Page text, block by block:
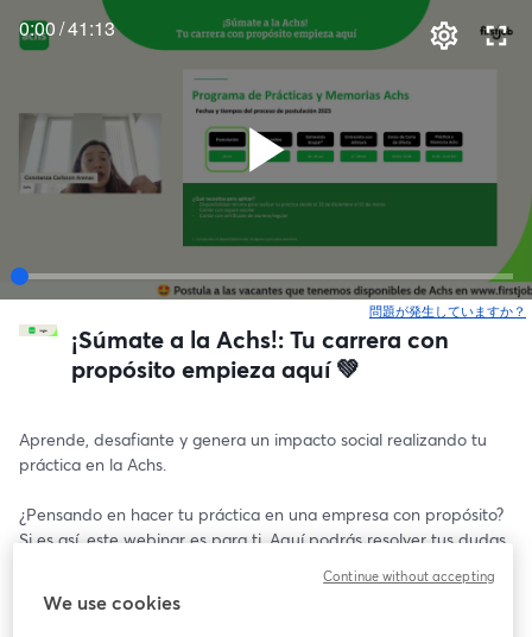
0:00/41:13
問題が発生していますか？
¡Súmate a la Achs!: Tu carrera con
propósito empieza aquí 💚
Aprende, desafiante y genera un impacto social realizando tu
práctica en la Achs.
¿Pensando en hacer tu práctica en una empresa con propósito?
Si es así, este webinar es para ti. Aquí podrás resolver tus dudas
We use cookies
Continue without accepting